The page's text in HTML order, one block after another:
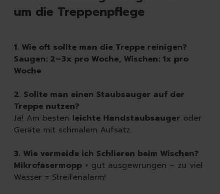
um die Treppenpflege
1. Wie oft sollte man die Treppe reinigen?
Saugen: 2–3x pro Woche, Wischen: 1x pro
Woche
2. Sollte man einen Staubsauger auf der
Treppe nutzen?
Ja! Am besten leichte Handstaubsauger oder
Geräte mit schmalem Aufsatz.
3. Wie vermeide ich Schlieren beim Wischen?
Mikrofasermopp + gut ausgewrungen – zu viel
Wasser = Streifenalarm!